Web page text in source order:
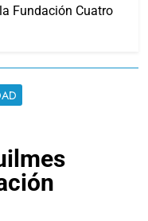
Fundación Cuatro